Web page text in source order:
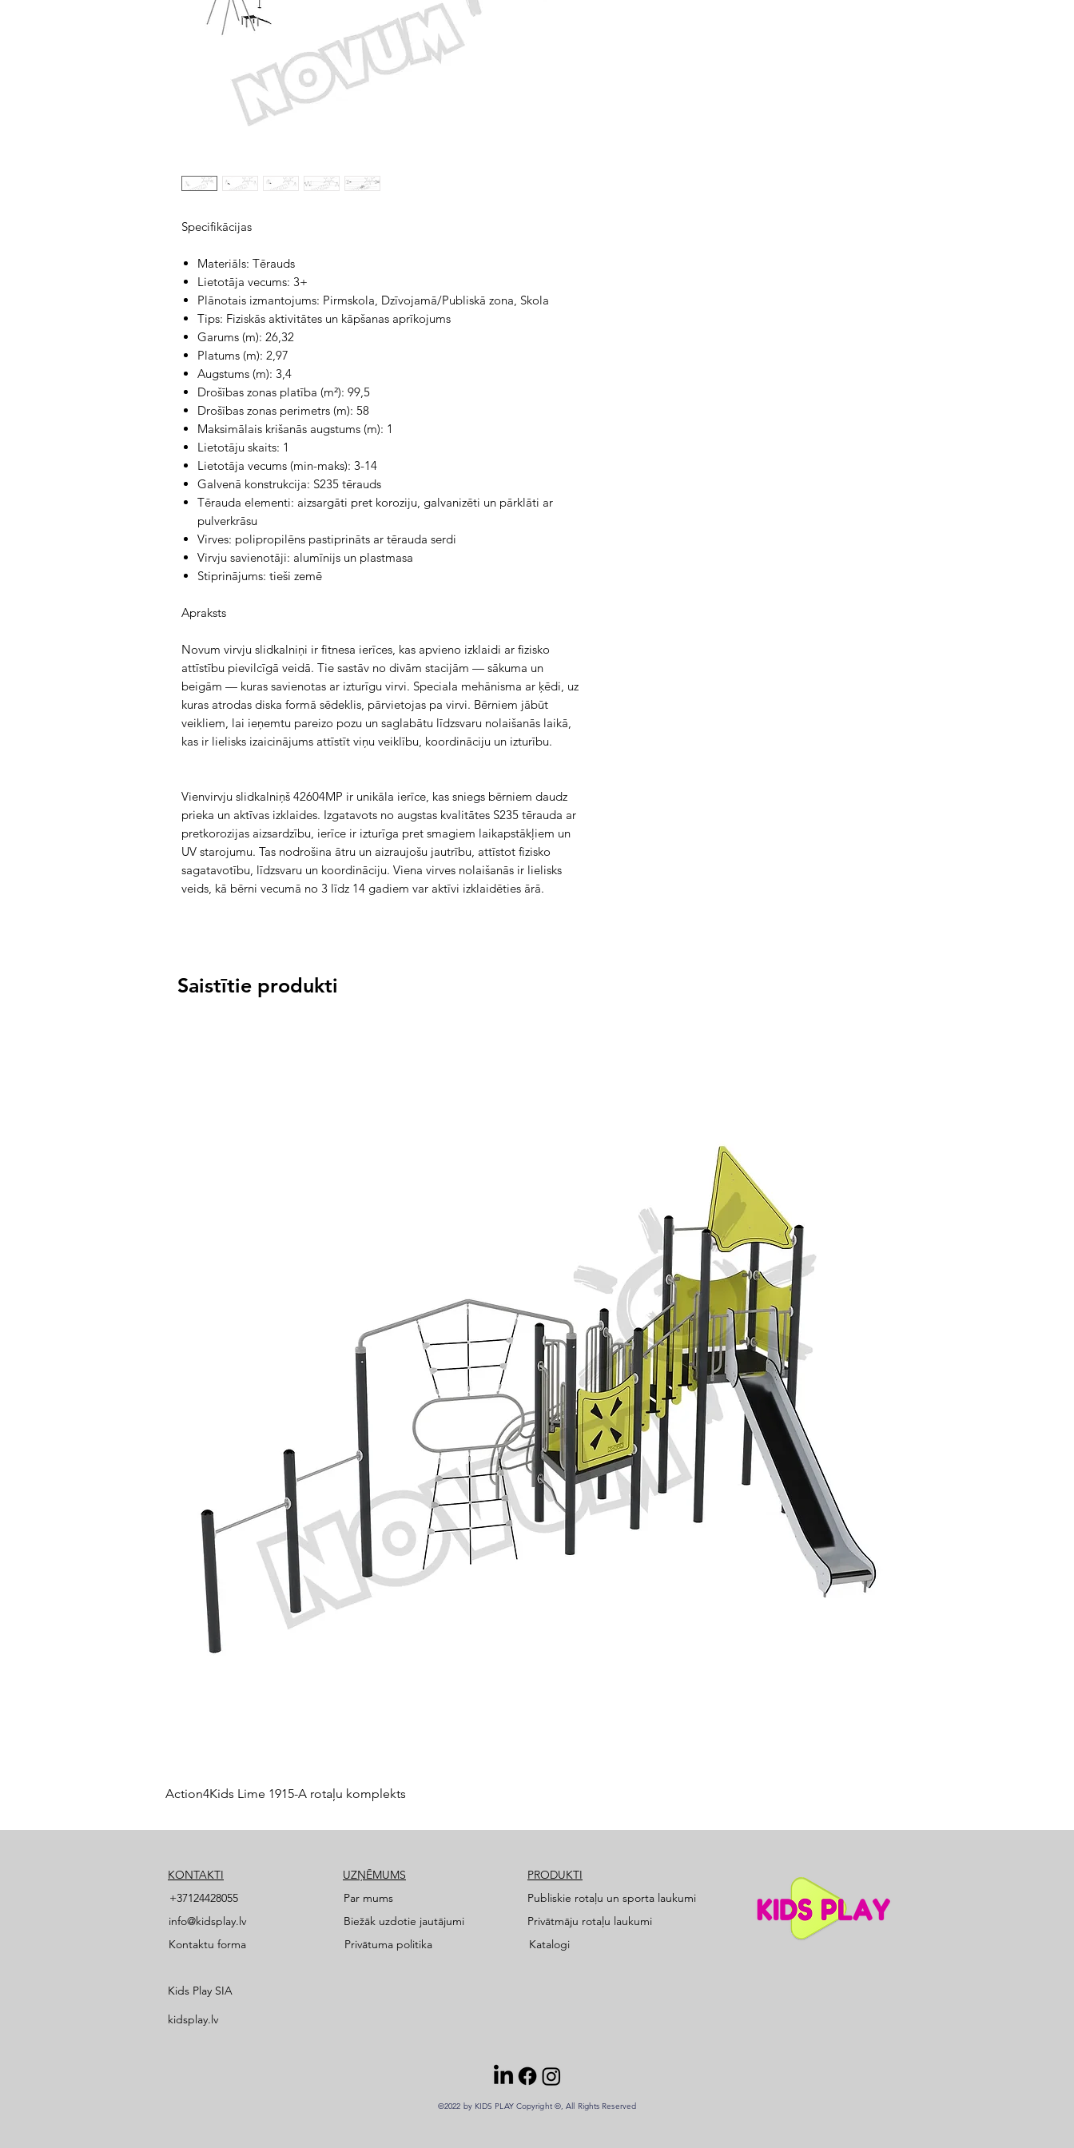
Specifikācijas
Materiāls: Tērauds
Lietotāja vecums: 3+
Plānotais izmantojums: Pirmskola, Dzīvojamā/Publiskā zona, Skola
Tips: Fiziskās aktivitātes un kāpšanas aprīkojums
Garums (m): 26,32
Platums (m): 2,97
Augstums (m): 3,4
Drošības zonas platība (m²): 99,5
Drošības zonas perimetrs (m): 58
Maksimālais krišanās augstums (m): 1
Lietotāju skaits: 1
Lietotāja vecums (min-maks): 3-14
Galvenā konstrukcija: S235 tērauds
Tērauda elementi: aizsargāti pret koroziju, galvanizēti un pārklāti ar
pulverkrāsu
Virves: polipropilēns pastiprināts ar tērauda serdi
Virvju savienotāji: alumīnijs un plastmasa
Stiprinājums: tieši zemē
Apraksts
Novum virvju slidkalniņi ir fitnesa ierīces, kas apvieno izklaidi ar fizisko
attīstību pievilcīgā veidā. Tie sastāv no divām stacijām — sākuma un
beigām — kuras savienotas ar izturīgu virvi. Speciala mehānisma ar ķēdi, uz
kuras atrodas diska formā sēdeklis, pārvietojas pa virvi. Bērniem jābūt
veikliem, lai ieņemtu pareizo pozu un saglabātu līdzsvaru nolaišanās laikā,
kas ir lielisks izaicinājums attīstīt viņu veiklību, koordināciju un izturību.
Vienvirvju slidkalniņš 42604MP ir unikāla ierīce, kas sniegs bērniem daudz
prieka un aktīvas izklaides. Izgatavots no augstas kvalitātes S235 tērauda ar
pretkorozijas aizsardzību, ierīce ir izturīga pret smagiem laikapstākļiem un
UV starojumu. Tas nodrošina ātru un aizraujošu jautrību, attīstot fizisko
sagatavotību, līdzsvaru un koordināciju. Viena virves nolaišanās ir lielisks
veids, kā bērni vecumā no 3 līdz 14 gadiem var aktīvi izklaidēties ārā.
Saistītie produkti
Action4Kids Lime 1915-A rotaļu komplekts
KONTAKTI
+37124428055
info@kidsplay.lv
Kontaktu forma
UZŅĒMUMS
Par mums
Biežāk uzdotie jautājumi
Privātuma politika
PRODUKTI
Publiskie rotaļu un sporta laukumi
Privātmāju rotaļu laukumi
Katalogi
Kids Play SIA
kidsplay.lv
©2022 by KIDS PLAY Copyright ©, All Rights Reserved